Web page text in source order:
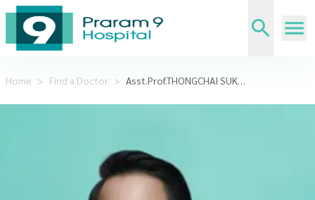
Home > Find a Doctor > Asst.Prof.THONGCHAI SUKARAYOTHIN,MD.